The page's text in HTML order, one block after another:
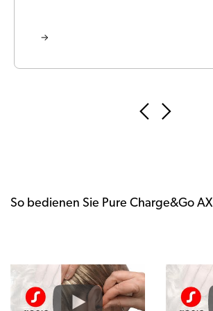
So bedienen Sie Pure Charge&Go AX